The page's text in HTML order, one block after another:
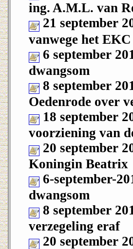
ing. A.M.L. van
21 september
vanwege het EKC
6 september
dwangsom
8 september
Oedenrode over
18 september
voorziening van
20 september
Koningin Beatrix
6-september-
dwangsom
8 september
verzegeling eraf
20 september